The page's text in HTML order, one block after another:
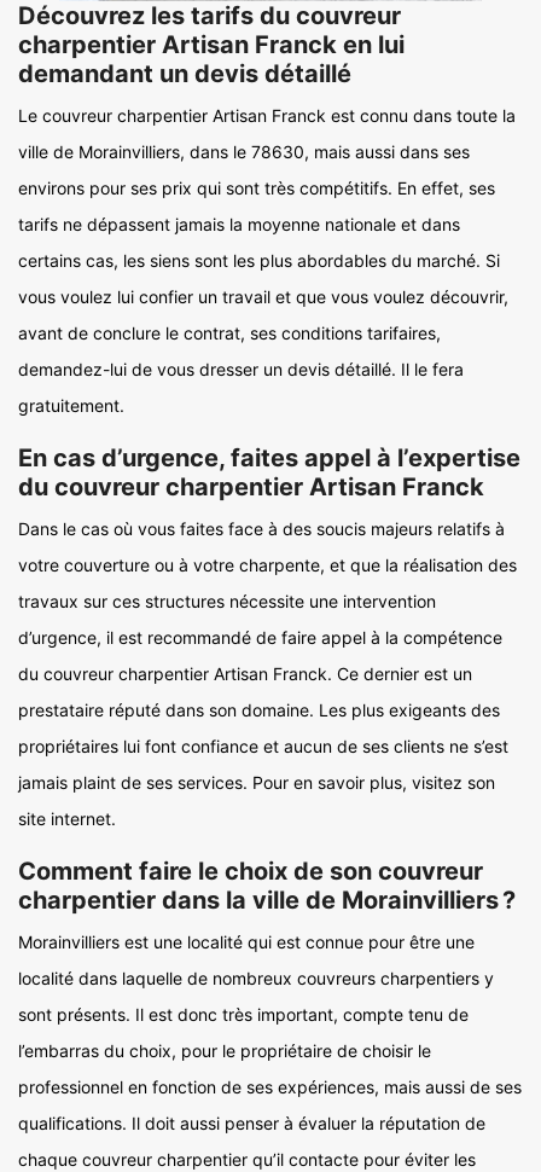
Découvrez les tarifs du couvreur
charpentier Artisan Franck en lui
demandant un devis détaillé
Le couvreur charpentier Artisan Franck est connu dans toute la
ville de Morainvilliers, dans le 78630, mais aussi dans ses
environs pour ses prix qui sont très compétitifs. En effet, ses
tarifs ne dépassent jamais la moyenne nationale et dans
certains cas, les siens sont les plus abordables du marché. Si
vous voulez lui confier un travail et que vous voulez découvrir,
avant de conclure le contrat, ses conditions tarifaires,
demandez-lui de vous dresser un devis détaillé. Il le fera
gratuitement.
En cas d’urgence, faites appel à l’expertise
du couvreur charpentier Artisan Franck
Dans le cas où vous faites face à des soucis majeurs relatifs à
votre couverture ou à votre charpente, et que la réalisation des
travaux sur ces structures nécessite une intervention
d’urgence, il est recommandé de faire appel à la compétence
du couvreur charpentier Artisan Franck. Ce dernier est un
prestataire réputé dans son domaine. Les plus exigeants des
propriétaires lui font confiance et aucun de ses clients ne s’est
jamais plaint de ses services. Pour en savoir plus, visitez son
site internet.
Comment faire le choix de son couvreur
charpentier dans la ville de Morainvilliers ?
Morainvilliers est une localité qui est connue pour être une
localité dans laquelle de nombreux couvreurs charpentiers y
sont présents. Il est donc très important, compte tenu de
l’embarras du choix, pour le propriétaire de choisir le
professionnel en fonction de ses expériences, mais aussi de ses
qualifications. Il doit aussi penser à évaluer la réputation de
chaque couvreur charpentier qu’il contacte pour éviter les